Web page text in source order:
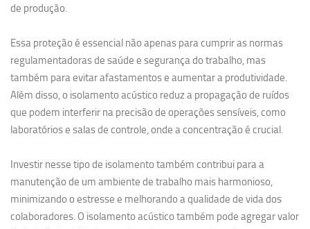
de produção.
Essa proteção é essencial não apenas para cumprir as normas
regulamentadoras de saúde e segurança do trabalho, mas
também para evitar afastamentos e aumentar a produtividade.
Além disso, o isolamento acústico reduz a propagação de ruídos
que podem interferir na precisão de operações sensíveis, como
laboratórios e salas de controle, onde a concentração é crucial.
Investir nesse tipo de isolamento também contribui para a
manutenção de um ambiente de trabalho mais harmonioso,
minimizando o estresse e melhorando a qualidade de vida dos
colaboradores. O isolamento acústico também pode agregar valor